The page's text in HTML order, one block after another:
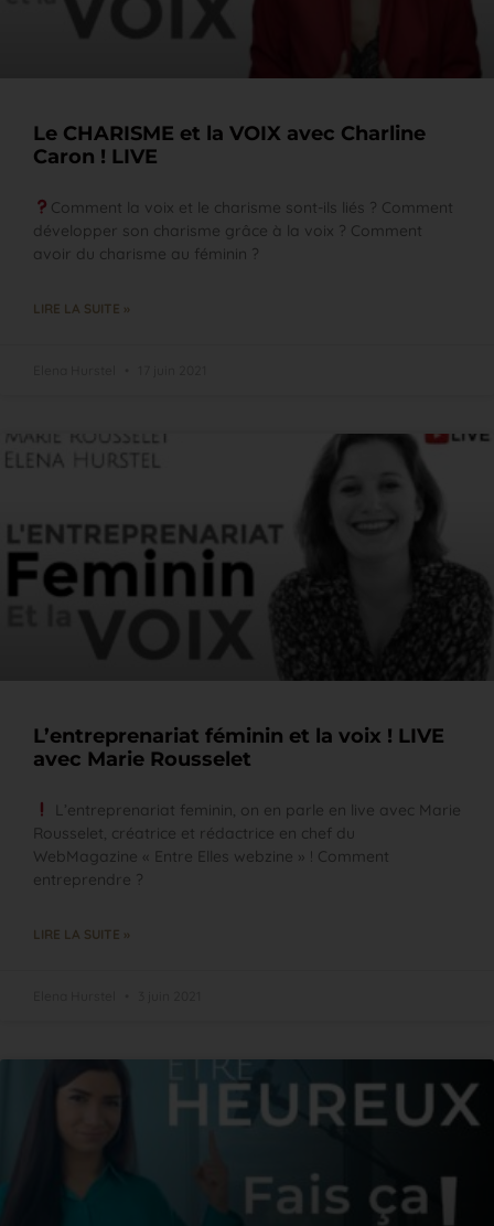
Le CHARISME et la VOIX avec Charline
Caron ! LIVE
Comment la voix et le charisme sont-ils liés ? Comment
développer son charisme grâce à la voix ? Comment
avoir du charisme au féminin ?
LIRE LA SUITE »
L’entreprenariat féminin et la voix ! LIVE
avec Marie Rousselet
L’entreprenariat feminin, on en parle en live avec Marie
Rousselet, créatrice et rédactrice en chef du
WebMagazine « Entre Elles webzine » ! Comment
entreprendre ?
LIRE LA SUITE »